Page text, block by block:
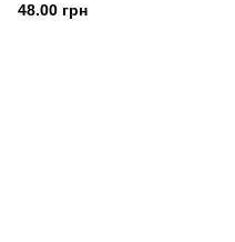
48.00 грн